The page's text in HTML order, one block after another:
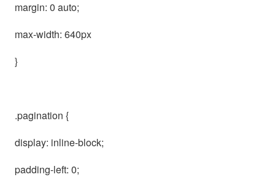
margin: 0 auto;
max-width: 640px
}
.pagination {
display: inline-block;
padding-left: 0;